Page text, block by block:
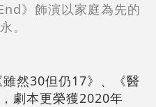
》飾演以家庭為先的
。
然30但仍17》、《醫
劇本更榮獲2020年